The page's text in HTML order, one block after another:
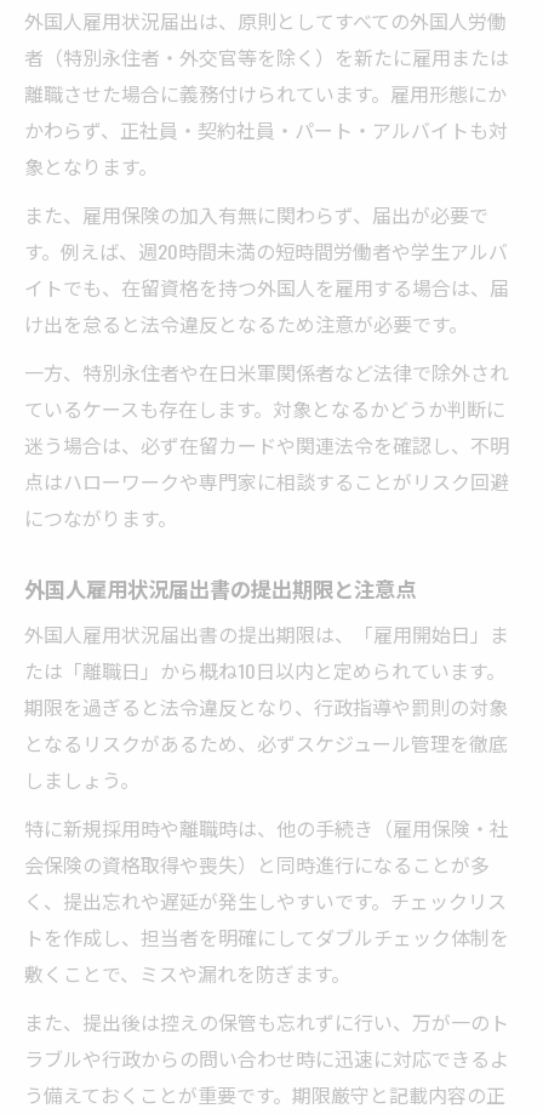
外国人雇用状況届出は、原則としてすべての外国人労働
者（特別永住者・外交官等を除く）を新たに雇用または
離職させた場合に義務付けられています。雇用形態にか
かわらず、正社員・契約社員・パート・アルバイトも対
象となります。
また、雇用保険の加入有無に関わらず、届出が必要で
す。例えば、週20時間未満の短時間労働者や学生アルバ
イトでも、在留資格を持つ外国人を雇用する場合は、届
け出を怠ると法令違反となるため注意が必要です。
一方、特別永住者や在日米軍関係者など法律で除外され
ているケースも存在します。対象となるかどうか判断に
迷う場合は、必ず在留カードや関連法令を確認し、不明
点はハローワークや専門家に相談することがリスク回避
につながります。
外国人雇用状況届出書の提出期限と注意点
外国人雇用状況届出書の提出期限は、「雇用開始日」ま
たは「離職日」から概ね10日以内と定められています。
期限を過ぎると法令違反となり、行政指導や罰則の対象
となるリスクがあるため、必ずスケジュール管理を徹底
しましょう。
特に新規採用時や離職時は、他の手続き（雇用保険・社
会保険の資格取得や喪失）と同時進行になることが多
く、提出忘れや遅延が発生しやすいです。チェックリス
トを作成し、担当者を明確にしてダブルチェック体制を
敷くことで、ミスや漏れを防ぎます。
また、提出後は控えの保管も忘れずに行い、万が一のト
ラブルや行政からの問い合わせ時に迅速に対応できるよ
う備えておくことが重要です。期限厳守と記載内容の正